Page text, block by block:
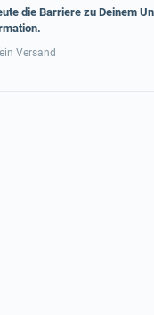
die Barriere zu Deinem
Versand